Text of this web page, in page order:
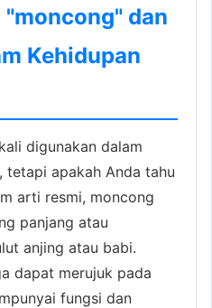
dan
Kehidupan
digunakan dalam
tetapi apakah Anda tahu
arti resmi, moncong
panjang atau
anjing atau babi.
dapat merujuk pada
fungsi dan